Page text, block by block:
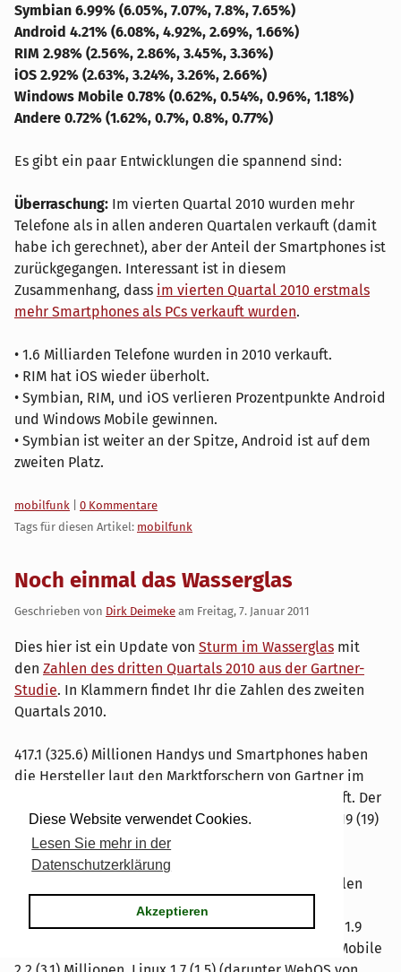
Diese Website verwendet Cookies.
Lesen Sie mehr in der
Datenschutzerklärung
Akzeptieren
Symbian 6.99% (6.05%, 7.07%, 7.8%, 7.65%)
Android 4.21% (6.08%, 4.92%, 2.69%, 1.66%)
RIM 2.98% (2.56%, 2.86%, 3.45%, 3.36%)
iOS 2.92% (2.63%, 3.24%, 3.26%, 2.66%)
Windows Mobile 0.78% (0.62%, 0.54%, 0.96%, 1.18%)
Andere 0.72% (1.62%, 0.7%, 0.8%, 0.77%)
Es gibt ein paar Entwicklungen die spannend sind:
Überraschung: Im vierten Quartal 2010 wurden mehr
Telefone als in allen anderen Quartalen verkauft (damit
habe ich gerechnet), aber der Anteil der Smartphones ist
zurückgegangen. Interessant ist in diesem
Zusammenhang, dass im vierten Quartal 2010 erstmals
mehr Smartphones als PCs verkauft wurden.
• 1.6 Milliarden Telefone wurden in 2010 verkauft.
• RIM hat iOS wieder überholt.
• Symbian, RIM, und iOS verlieren Prozentpunkte Android
und Windows Mobile gewinnen.
• Symbian ist weiter an der Spitze, Android ist auf dem
zweiten Platz.
Kategorien:
mobilfunk
0 Kommentare
Tags für diesen Artikel: mobilfunk
Noch einmal das Wasserglas
Geschrieben von Dirk Deimeke am Freitag, 7. Januar 2011
Dies hier ist ein Update von Sturm im Wasserglas mit
den Zahlen des dritten Quartals 2010 aus der Gartner-
Studie. In Klammern findet Ihr die Zahlen des zweiten
Quartals 2010.
417.1 (325.6) Millionen Handys und Smartphones haben
die Hersteller laut den Marktforschern von Gartner im
dritten Quartal 2010 (zweiten Quartal 2010) verkauft. Der
Anteil der Smartphones am Gesamtmarkt beträgt 19 (19)
Prozent oder rund 80.5 (61.6) Millionen Einheiten.
Von den rund 80.5 (61.6) Millionen Einheiten entfallen
rund 29.5 (25.4) Millionen auf Symbian, 20.5 (10.6)
Millionen auf Android, 13.5 (8.7) Millionen auf iOS, 11.9
(11.2) Millionen auf RIM-OS (Blackberry), Windows Mobile